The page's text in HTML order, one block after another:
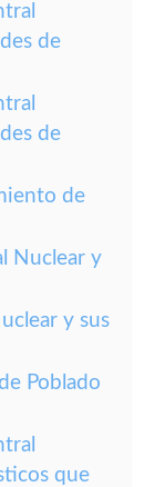
de
de
de
Nuclear y
y sus
Poblado
que